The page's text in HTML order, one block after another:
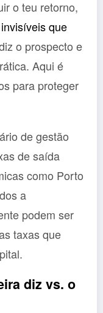
o teu retorno,
que
o prospecto e
Aqui é
para proteger
de gestão
de saída
como Porto
a
podem ser
taxas que
diz vs. o